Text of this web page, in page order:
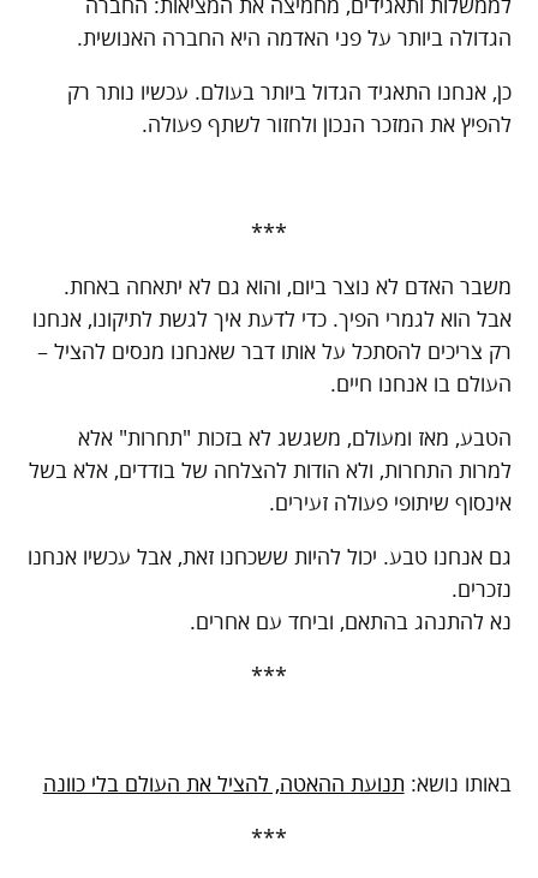
לממשלות ותאגידים, מחמיצה את המציאות: החברה
הגדולה ביותר על פני האדמה היא החברה האנושית.
כן, אנחנו התאגיד הגדול ביותר בעולם. עכשיו נותר רק
להפיץ את המזכר הנכון ולחזור לשתף פעולה.
***
משבר האדם לא נוצר ביום, והוא גם לא יתאחה באחת.
אבל הוא לגמרי הפיך. כדי לדעת איך לגשת לתיקונו, אנחנו
רק צריכים להסתכל על אותו דבר שאנחנו מנסים להציל –
העולם בו אנחנו חיים.
הטבע, מאז ומעולם, משגשג לא בזכות "תחרות" אלא
למרות התחרות, ולא הודות להצלחה של בודדים, אלא בשל
אינסוף שיתופי פעולה זעירים.
גם אנחנו טבע. יכול להיות ששכחנו זאת, אבל עכשיו אנחנו
נזכרים.
נא להתנהג בהתאם, וביחד עם אחרים.
***
באותו נושא: תנועת ההאטה, להציל את העולם בלי כוונה
***